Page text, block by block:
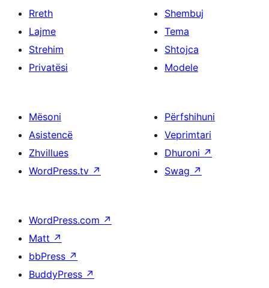
Rreth
Lajme
Strehim
Privatësi
Shembuj
Tema
Shtojca
Modele
Mësoni
Asistencë
Zhvillues
WordPress.tv ↗
Përfshihuni
Veprimtari
Dhuroni ↗
Swag ↗
WordPress.com ↗
Matt ↗
bbPress ↗
BuddyPress ↗